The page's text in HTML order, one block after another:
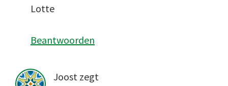
Lotte
Beantwoorden
Joost zegt